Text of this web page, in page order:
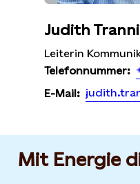
Judith
Leiterin
Telefonnummer:
E-Mail:
Mit Energie